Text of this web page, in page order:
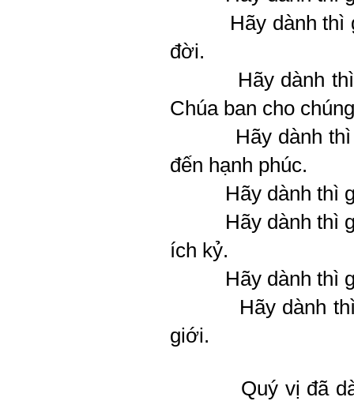
Hãy dành thì giờ
đời.
Hãy dành thì
Chúa ban cho
Hãy dành thì
đến hạnh phúc.
Hãy dành thì giờ
Hãy dành thì giờ
ích kỷ.
Hãy dành thì giờ
Hãy dành thì
giới.
Quý vị đã